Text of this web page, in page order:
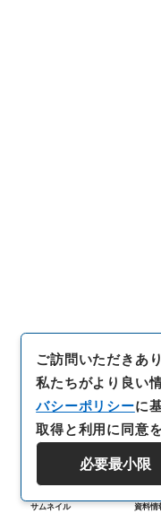
サムネイル 資料情
ご訪問いただきあ
私たちがより良い
バシーポリシーに
取得と利用に同意
必要最小限